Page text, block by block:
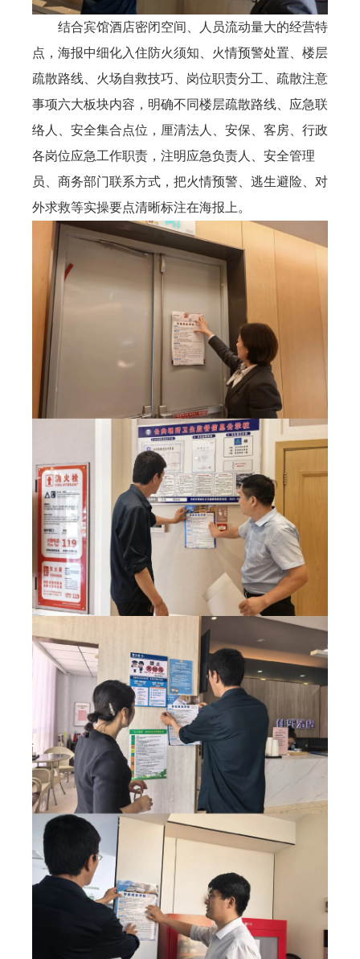
结合宾馆酒店密闭空间、人员流动量大的经营特
点，海报中细化入住防火须知、火情预警处置、楼层
疏散路线、火场自救技巧、岗位职责分工、疏散注意
事项六大板块内容，明确不同楼层疏散路线、应急联
络人、安全集合点位，厘清法人、安保、客房、行政
各岗位应急工作职责，注明应急负责人、安全管理
员、商务部门联系方式，把火情预警、逃生避险、对
外求救等实操要点清晰标注在海报上。